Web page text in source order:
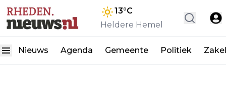
13°C
Heldere Hemel
Nieuws Agenda Gemeente Politiek